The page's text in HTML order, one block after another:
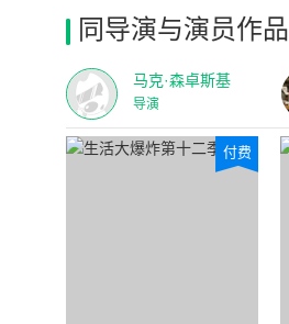
同导演与演员作品
马克·森卓斯基
导演
付费